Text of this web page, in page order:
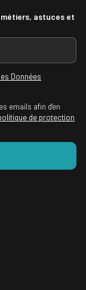
astuces et
Données
emails afin d'en
de protection